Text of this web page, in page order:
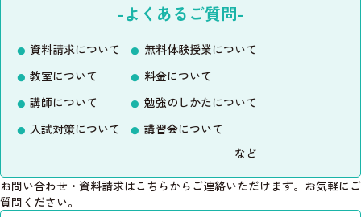
-よくあるご質問-
資料請求について
無料体験授業について
教室について
料金について
講師について
勉強のしかたについて
入試対策について
講習会について
など
お問い合わせ・資料請求はこちらからご連絡いただけます。お気軽にご
質問ください。